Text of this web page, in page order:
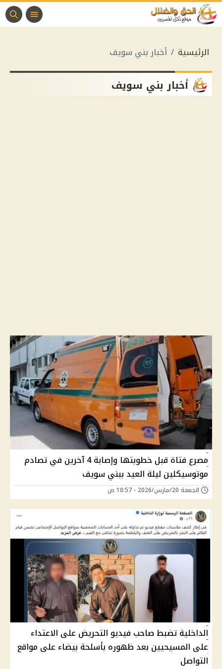
الرئيسية أخبار بني سويف
أخبار بني سويف
مصرع فتاة قبل خطوبتها وإصابة 4 آخرين في تصادم
موتوسيكلين ليلة العيد ببني سويف
الجمعة 20/مارس/2026 - 10:57 ص
الداخلية تضبط صاحب فيديو التحريض على الاعتداء
على المسيحيين بعد ظهوره بأسلحة بيضاء على مواقع
التواصل